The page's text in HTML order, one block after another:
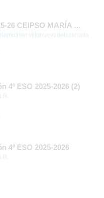
Final de Curso 25-26 CEIPSO MARÍA MOLINER
villanuevadelacanada
4º ESO 2025-2026 (2)
4º ESO 2025-2026